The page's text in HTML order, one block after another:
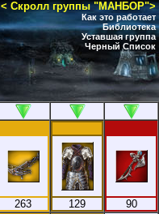
< Скролл группы "МАНБОР">
Как это работает
Библиотека
Уставшая группа
Черный Список
263 129
90